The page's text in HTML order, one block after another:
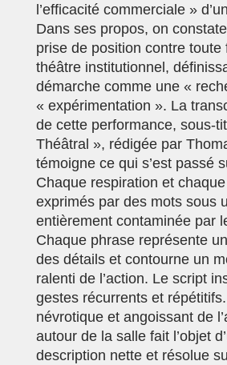
l’efficacité commerciale »
Dans ses propos, on
prise de position contre toute
théâtre institutionnel,
démarche comme une «
« expérimentation ». La
de cette performance, sous-
Théâtral », rédigée par
témoigne ce qui s’est passé
Chaque respiration et
exprimés par des mots sous
entièrement contaminée par
Chaque phrase représente
des détails et contourne un
ralenti de l’action. Le script
gestes récurrents et
névrotique et angoissant de
autour de la salle fait l’objet
description nette et résolue